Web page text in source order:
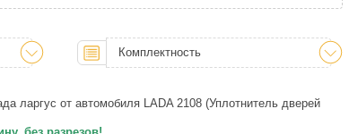
Комплектность
ларгус от автомобиля LADA 2108 (Уплотнитель дверей